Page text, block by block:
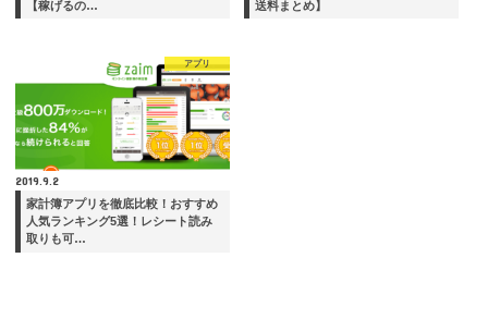
【稼げるの…
送料まとめ】
アプリ
2019.9.2
家計簿アプリを徹底比較！おすすめ
人気ランキング5選！レシート読み
取りも可…